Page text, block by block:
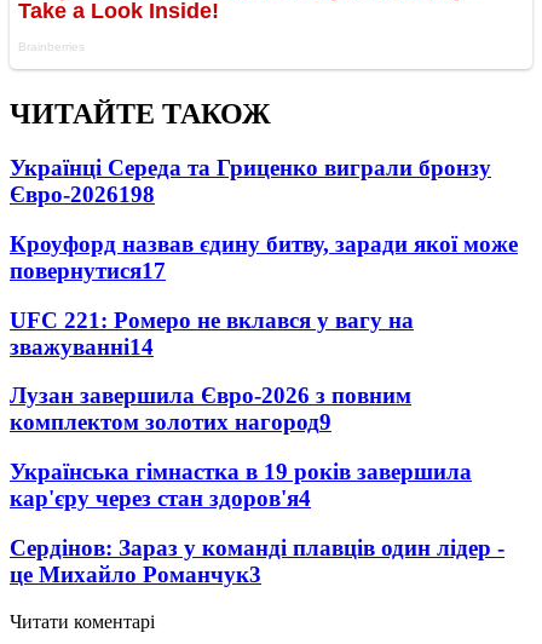
ЧИТАЙТЕ ТАКОЖ
Українці Середа та Гриценко виграли бронзу
Євро-2026198
Кроуфорд назвав єдину битву, заради якої може
повернутися17
UFC 221: Ромеро не вклався у вагу на
зважуванні14
Лузан завершила Євро-2026 з повним
комплектом золотих нагород9
Українська гімнастка в 19 років завершила
кар'єру через стан здоров'я4
Сердінов: Зараз у команді плавців один лідер -
це Михайло Романчук3
Читати коментарі